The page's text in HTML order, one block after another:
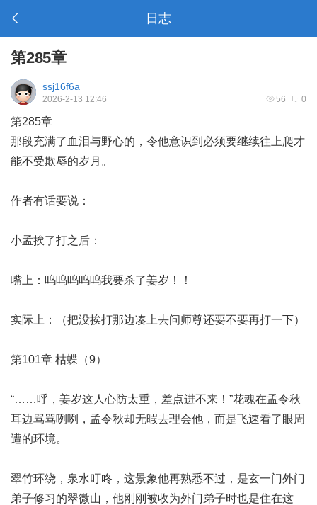
日志
第285章
ssj16f6a
56 0
2026-2-13 12:46
第285章
那段充满了血泪与野心的，令他意识到必须要继续往上爬才
能不受欺辱的岁月。
作者有话要说：
小孟挨了打之后：
嘴上：呜呜呜呜呜我要杀了姜岁！！
实际上：（把没挨打那边凑上去问师尊还要不要再打一下）
第101章 枯蝶（9）
“……呼，姜岁这人心防太重，差点进不来！”花魂在孟令秋
耳边骂骂咧咧，孟令秋却无暇去理会他，而是飞速看了眼周
遭的环境。
翠竹环绕，泉水叮咚，这景象他再熟悉不过，是玄一门外门
弟子修习的翠微山，他刚刚被收为外门弟子时也是住在这